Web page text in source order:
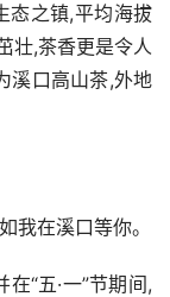
之镇,平均海拔
壮,茶香更是令人
溪口高山茶,外地
我在溪口等你。
“五·一”节期间,